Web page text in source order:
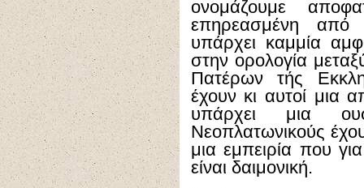
ονομάζουμε
επηρεασμένη από
υπάρχει καμμία
στην ορολογία
Πατέρων τής
έχουν κι αυτοί μια
υπάρχει μια
Νεοπλατωνικούς
μια εμπειρία που
είναι δαιμονική.